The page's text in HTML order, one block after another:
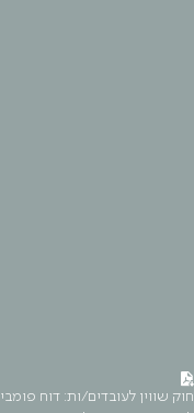
חוק שווין לעובדים/ות: דוח פומבי